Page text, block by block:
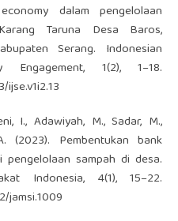
dalam pengelolaan
Taruna Desa Baros,
Serang. Indonesian
1(2), 1–18.
I., Adawiyah, M., Sadar, M.,
Pembentukan bank
pengelolaan sampah di desa.
Indonesia, 4(1), 15–22.
jamsi.1009